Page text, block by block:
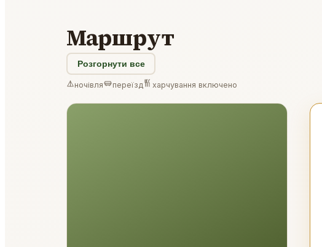
Маршрут
Розгорнути все
ночівля переїзд харчування включено